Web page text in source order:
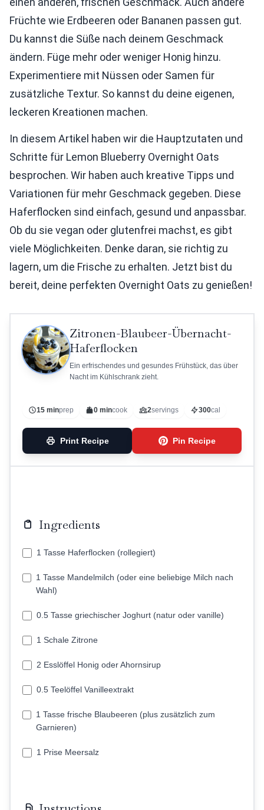
Früchte wie Erdbeeren oder Bananen passen gut.
Du kannst die Süße nach deinem Geschmack
ändern. Füge mehr oder weniger Honig hinzu.
Experimentiere mit Nüssen oder Samen für
zusätzliche Textur. So kannst du deine eigenen,
leckeren Kreationen machen.
In diesem Artikel haben wir die Hauptzutaten und
Schritte für Lemon Blueberry Overnight Oats
besprochen. Wir haben auch kreative Tipps und
Variationen für mehr Geschmack gegeben. Diese
Haferflocken sind einfach, gesund und anpassbar.
Ob du sie vegan oder glutenfrei machst, es gibt
viele Möglichkeiten. Denke daran, sie richtig zu
lagern, um die Frische zu erhalten. Jetzt bist du
bereit, deine perfekten Overnight Oats zu genießen!
Zitronen-Blaubeer-Übernacht-
Haferflocken
Ein erfrischendes und gesundes Frühstück, das über
Nacht im Kühlschrank zieht.
15 minprep 0 mincook 2servings 300cal
Print Recipe Pin Recipe
Ingredients
1 Tasse Haferflocken (rollegiert)
1 Tasse Mandelmilch (oder eine beliebige Milch nach
Wahl)
0.5 Tasse griechischer Joghurt (natur oder vanille)
1 Schale Zitrone
2 Esslöffel Honig oder Ahornsirup
0.5 Teelöffel Vanilleextrakt
1 Tasse frische Blaubeeren (plus zusätzlich zum
Garnieren)
1 Prise Meersalz